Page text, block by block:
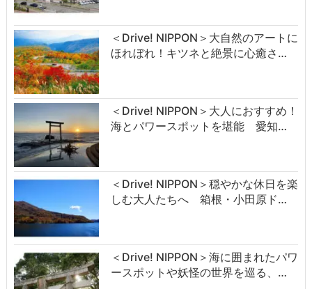
＜Drive! NIPPON＞大自然のアートに
ほれぼれ！キツネと絶景に心癒さ…
＜Drive! NIPPON＞大人におすすめ！
海とパワースポットを堪能 愛知…
＜Drive! NIPPON＞穏やかな休日を楽
しむ大人たちへ 箱根・小田原ド…
＜Drive! NIPPON＞海に囲まれたパワ
ースポットや妖怪の世界を巡る、…